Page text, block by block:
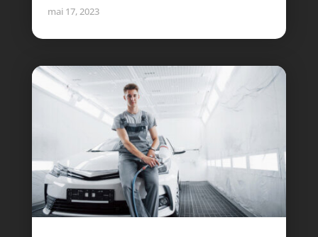
mai 17, 2023